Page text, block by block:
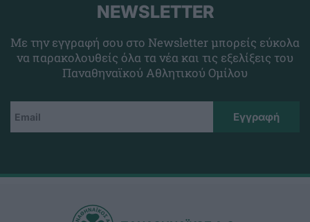
NEWSLETTER
Με την εγγραφή σου στο Newsletter μπορείς εύκολα
να παρακολουθείς όλα τα νέα και τις εξελίξεις του
Παναθηναϊκού Αθλητικού Ομίλου